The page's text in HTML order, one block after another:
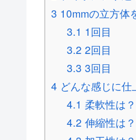
3 10mmの立方体
3.1 1回目
3.2 2回目
3.3 3回目
4 どんな感じに仕
4.1 柔軟性は？
4.2 伸縮性は？